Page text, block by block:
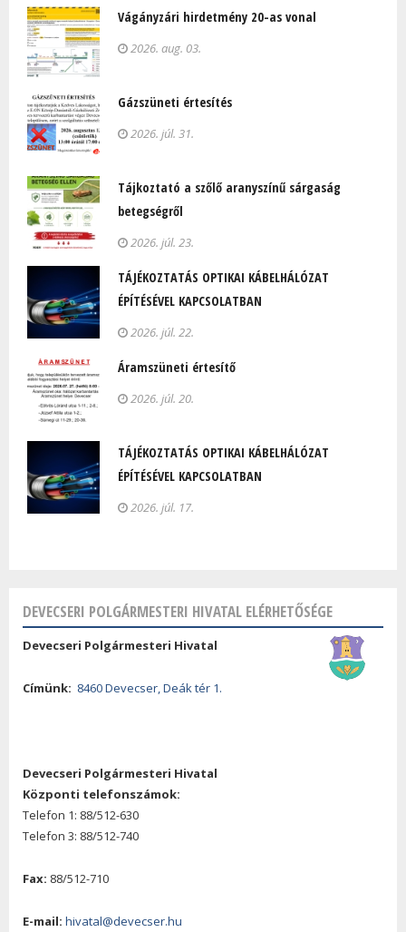
Vágányzári hirdetmény 20-as vonal
2026. aug. 03.
Gázszüneti értesítés
2026. júl. 31.
Tájkoztató a szőlő aranyszínű sárgaság
betegségről
2026. júl. 23.
TÁJÉKOZTATÁS OPTIKAI KÁBELHÁLÓZAT
ÉPÍTÉSÉVEL KAPCSOLATBAN
2026. júl. 22.
Áramszüneti értesítő
2026. júl. 20.
TÁJÉKOZTATÁS OPTIKAI KÁBELHÁLÓZAT
ÉPÍTÉSÉVEL KAPCSOLATBAN
2026. júl. 17.
DEVECSERI POLGÁRMESTERI HIVATAL ELÉRHETŐSÉGE
Devecseri Polgármesteri Hivatal
Címünk: 8460 Devecser, Deák tér 1.
Devecseri Polgármesteri Hivatal
Központi telefonszámok:
Telefon 1: 88/512-630
Telefon 3: 88/512-740
Fax: 88/512-710
E-mail: hivatal@devecser.hu